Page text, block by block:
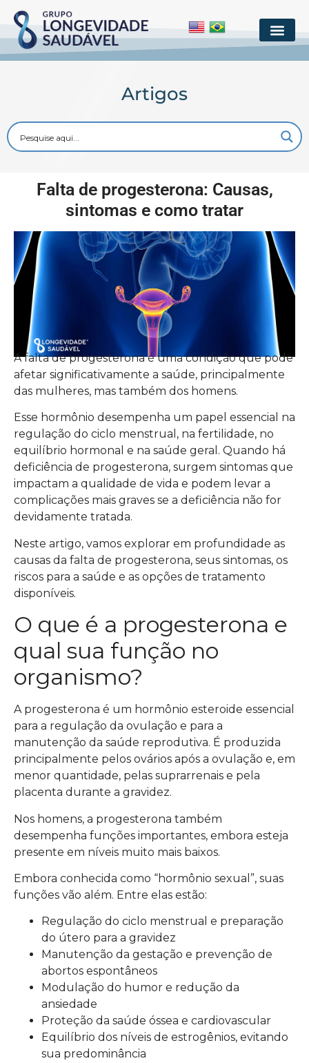
Artigos
Falta de progesterona: Causas,
sintomas e como tratar
A falta de progesterona é uma condição que pode
afetar significativamente a saúde, principalmente
das mulheres, mas também dos homens.
Esse hormônio desempenha um papel essencial na
regulação do ciclo menstrual, na fertilidade, no
equilíbrio hormonal e na saúde geral. Quando há
deficiência de progesterona, surgem sintomas que
impactam a qualidade de vida e podem levar a
complicações mais graves se a deficiência não for
devidamente tratada.
Neste artigo, vamos explorar em profundidade as
causas da falta de progesterona, seus sintomas, os
riscos para a saúde e as opções de tratamento
disponíveis.
O que é a progesterona e
qual sua função no
organismo?
A progesterona é um hormônio esteroide essencial
para a regulação da ovulação e para a
manutenção da saúde reprodutiva. É produzida
principalmente pelos ovários após a ovulação e, em
menor quantidade, pelas suprarrenais e pela
placenta durante a gravidez.
Nos homens, a progesterona também
desempenha funções importantes, embora esteja
presente em níveis muito mais baixos.
Embora conhecida como “hormônio sexual”, suas
funções vão além. Entre elas estão:
Regulação do ciclo menstrual e preparação
do útero para a gravidez
Manutenção da gestação e prevenção de
abortos espontâneos
Modulação do humor e redução da
ansiedade
Proteção da saúde óssea e cardiovascular
Equilíbrio dos níveis de estrogênios, evitando
sua predominância